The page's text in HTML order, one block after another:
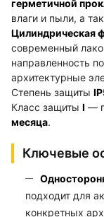
герметичной
влаги и пыли, а
Цилиндрическая
современный
направленность
архитектурные
Степень защиты
Класс защиты I —
месяца.
Ключевые
подходит для
конкретных